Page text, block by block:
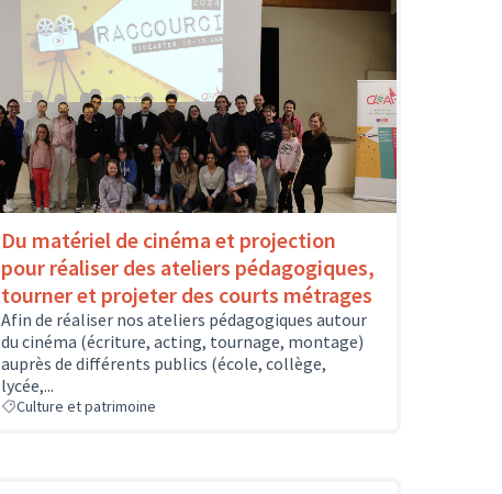
Du matériel de cinéma et projection
pour réaliser des ateliers pédagogiques,
tourner et projeter des courts métrages
Afin de réaliser nos ateliers pédagogiques autour
du cinéma (écriture, acting, tournage, montage)
auprès de différents publics (école, collège,
lycée,...
Culture et patrimoine